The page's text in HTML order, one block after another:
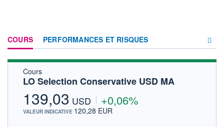
COURS PERFORMANCES ET RISQUES
FORUM
Cours
LO Selection Conservative USD MA
139,03 USD +0,06%
VALEUR INDICATIVE 120,28 EUR